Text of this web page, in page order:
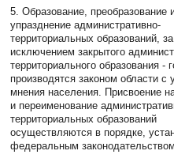
5. Образование, преобразование
упразднение административно-
территориальных образований, за
исключением закрытого
территориального образования -
производятся законом области с
мнения населения. Присвоение
и переименование
территориальных образований
осуществляются в порядке,
федеральным законодательством.